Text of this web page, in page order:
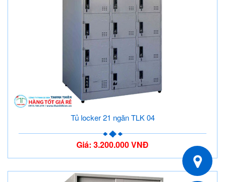
Tủ locker 21 ngăn TLK 04
Giá: 3.200.000 VNĐ